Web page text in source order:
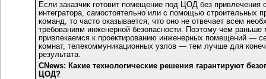
Если заказчик готовит помещение под ЦОД без привлечения
интегратора, самостоятельно или с помощью строительных
команд, то часто оказывается, что оно не отвечает всем
требованиям инженерной безопасности. Поэтому чем раньше
привлекаемся к проектированию инженерных помещений —
комнат, телекоммуникационных узлов — тем лучше для
результата.
CNews: Какие технологические решения гарантируют
ЦОД?